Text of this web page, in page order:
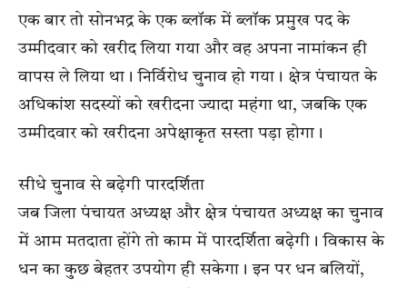
एक बार तो सोनभद्र के एक ब्लॉक में ब्लॉक प्रमुख पद के
उम्मीदवार को खरीद लिया गया और वह अपना नामांकन ही
वापस ले लिया था। निर्विरोध चुनाव हो गया। क्षेत्र पंचायत के
अधिकांश सदस्यों को खरीदना ज्यादा महंगा था, जबकि एक
उम्मीदवार को खरीदना अपेक्षाकृत सस्ता पड़ा होगा।
सीधे चुनाव से बढ़ेगी पारदर्शिता
जब जिला पंचायत अध्यक्ष और क्षेत्र पंचायत अध्यक्ष का चुनाव
में आम मतदाता होंगे तो काम में पारदर्शिता बढ़ेगी। विकास के
धन का कुछ बेहतर उपयोग ही सकेगा। इन पर धन बलियों,